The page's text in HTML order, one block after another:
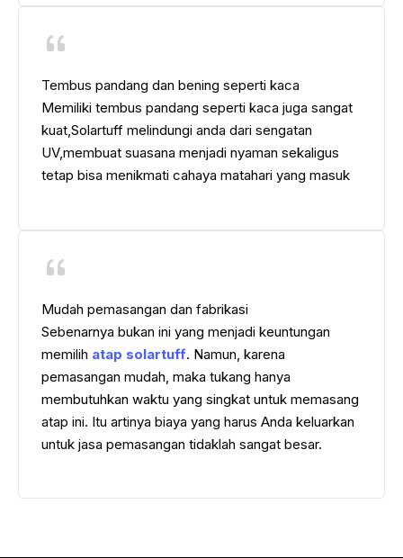
Tembus pandang dan bening seperti kaca
Memiliki tembus pandang seperti kaca juga sangat
kuat,Solartuff melindungi anda dari sengatan
UV,membuat suasana menjadi nyaman sekaligus
tetap bisa menikmati cahaya matahari yang masuk
Mudah pemasangan dan fabrikasi
Sebenarnya bukan ini yang menjadi keuntungan
memilih atap solartuff. Namun, karena
pemasangan mudah, maka tukang hanya
membutuhkan waktu yang singkat untuk memasang
atap ini. Itu artinya biaya yang harus Anda keluarkan
untuk jasa pemasangan tidaklah sangat besar.